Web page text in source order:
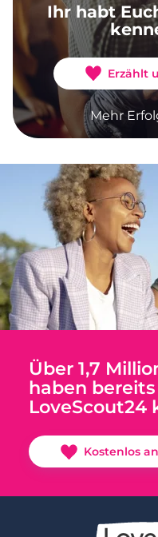
Ihr habt
Erzählt
Mehr
Über 1,7
haben
LoveScout24
Kostenlos